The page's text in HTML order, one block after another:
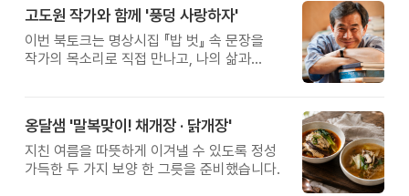
고도원 작가와 함께 '풍덩 사랑하자'
이번 북토크는 명상시집 『밥 벗』 속 문장을
작가의 목소리로 직접 만나고, 나의 삶과
옹달샘 '말복맞이! 채개장 · 닭개장'
지친 여름을 따뜻하게 이겨낼 수 있도록 정성
가득한 두 가지 보양 한 그릇을 준비했습니다.